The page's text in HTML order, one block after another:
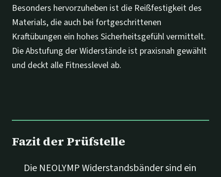
Besonders hervorzuheben ist die Reißfestigkeit des
Materials, die auch bei fortgeschrittenen
Kraftübungen ein hohes Sicherheitsgefühl vermittelt.
Die Abstufung der Widerstände ist praxisnah gewählt
und deckt alle Fitnesslevel ab.
Fazit der Prüfstelle
Die NEOLYMP Widerstandsbänder sind ein